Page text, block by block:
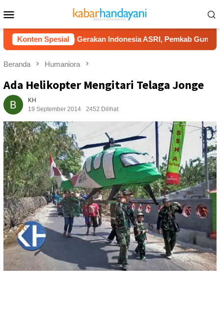
ke
kontenMobile
Konten Spesial
Dukung Gerakan Indonesia ASRI, Pemkab Gunungkidul
Beranda Humaniora
Ada Helikopter Mengitari Telaga Jonge
KH
19 September 2014
2452 Dilihat